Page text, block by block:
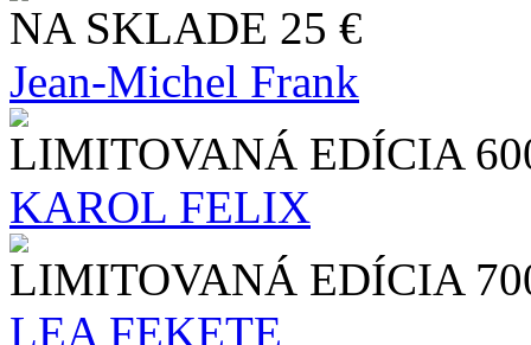
NA SKLADE 25 €
Jean-Michel Frank
LIMITOVANÁ EDÍCIA
KAROL FELIX
LIMITOVANÁ EDÍCIA
LEA FEKETE